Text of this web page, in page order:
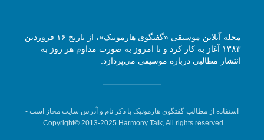
مجله آنلاین موسیقی «گفتگوی هارمونیک»، از تاریخ ۱۶ فروردین
۱۳۸۳ آغاز به کار کرد و تا امروز به صورت مداوم هر روز به
انتشار مطالبی درباره موسیقی می‌پردازد.
استفاده از مطالب گفتگوی هارمونیک با ذکر نام و آدرس سایت مجاز است -
Copyright© 2013-2025 Harmony Talk, All rights reserved.